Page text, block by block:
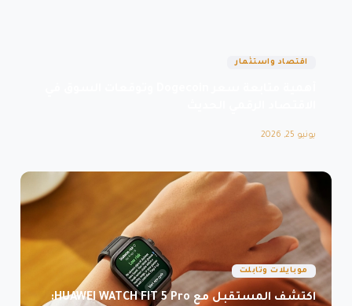
اقتصاد واستثمار
يونيو 25, 2026
موبايلات وتابلت
اكتشف المستقبل مع HUAWEI WATCH FIT 5 Pro: